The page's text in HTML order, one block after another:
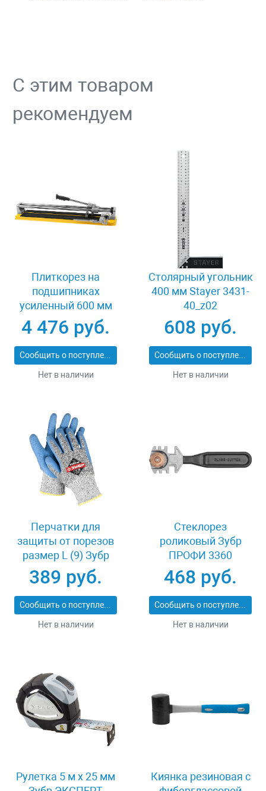
С этим товаром
рекомендуем
Плиткорез на
подшипниках
усиленный 600 мм
Stayer PROFI 3318-60
4 476 руб.
Сообщить о поступлении
Нет в наличии
Столярный угольник
400 мм Stayer 3431-
40_z02
608 руб.
Сообщить о поступлении
Нет в наличии
Перчатки для
защиты от порезов
размер L (9) Зубр
11277-L
389 руб.
Сообщить о поступлении
Нет в наличии
Стеклорез
роликовый Зубр
ПРОФИ 3360
468 руб.
Сообщить о поступлении
Нет в наличии
Рулетка 5 м x 25 мм
Киянка резиновая с